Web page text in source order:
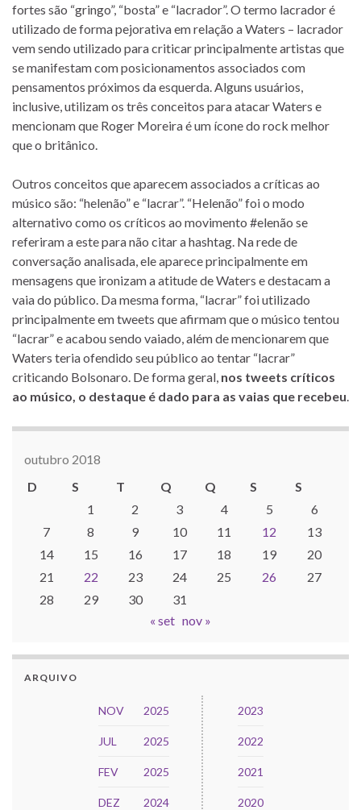
fortes são “gringo”, “bosta” e “lacrador”. O termo lacrador é
utilizado de forma pejorativa em relação a Waters – lacrador
vem sendo utilizado para criticar principalmente artistas que
se manifestam com posicionamentos associados com
pensamentos próximos da esquerda. Alguns usuários,
inclusive, utilizam os três conceitos para atacar Waters e
mencionam que Roger Moreira é um ícone do rock melhor
que o britânico.
Outros conceitos que aparecem associados a críticas ao
músico são: “helenão” e “lacrar”. “Helenão” foi o modo
alternativo como os críticos ao movimento #elenão se
referiram a este para não citar a hashtag. Na rede de
conversação analisada, ele aparece principalmente em
mensagens que ironizam a atitude de Waters e destacam a
vaia do público. Da mesma forma, “lacrar” foi utilizado
principalmente em tweets que afirmam que o músico tentou
“lacrar” e acabou sendo vaiado, além de mencionarem que
Waters teria ofendido seu público ao tentar “lacrar”
criticando Bolsonaro. De forma geral, nos tweets críticos
ao músico, o destaque é dado para as vaias que recebeu
outubro 2018
D
S T Q Q S
S
1
2 3 4 5
6
7
8 9 10 11 12
13
14
15 16 17 18 19
20
21
22 23 24 25 26
27
28
29 30
31
« set nov »
ARQUIVO
NOV 2025
JUL 2025
FEV 2025
DEZ 2024
2023
2022
2021
2020